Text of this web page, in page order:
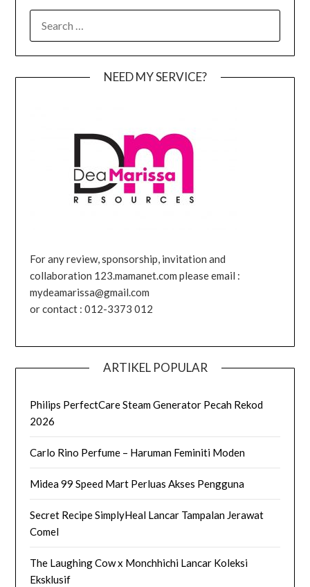
FOR:
NEED MY SERVICE?
For any review, sponsorship, invitation and
collaboration 123.mamanet.com please email :
mydeamarissa@gmail.com
or contact : 012-3373 012
ARTIKEL POPULAR
Philips PerfectCare Steam Generator Pecah Rekod
2026
Carlo Rino Perfume – Haruman Feminiti Moden
Midea 99 Speed Mart Perluas Akses Pengguna
Secret Recipe SimplyHeal Lancar Tampalan Jerawat
Comel
The Laughing Cow x Monchhichi Lancar Koleksi
Eksklusif